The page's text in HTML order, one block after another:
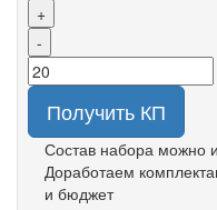
+
-
Получить КП
Состав набора можно
Доработаем
и бюджет